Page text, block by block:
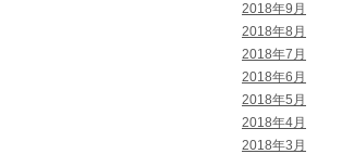
2018年9月
2018年8月
2018年7月
2018年6月
2018年5月
2018年4月
2018年3月